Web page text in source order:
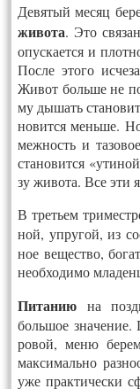
Де­вятый ме­сяц
жи­вота. Это
опус­ка­ет­ся и
Пос­ле это­го
Жи­вот боль­ше не
му ды­шать
новит­ся мень­ше.
меж­ность и
ста­новит­ся
зу жи­вота. Все эти
В третьем
ной, уп­ру­гой, из
ное ве­щест­во,
не­об­хо­димо
Пи­танию на
боль­шое
ровой, ме­ню
мак­си­маль­но
уже прак­ти­чес­ки